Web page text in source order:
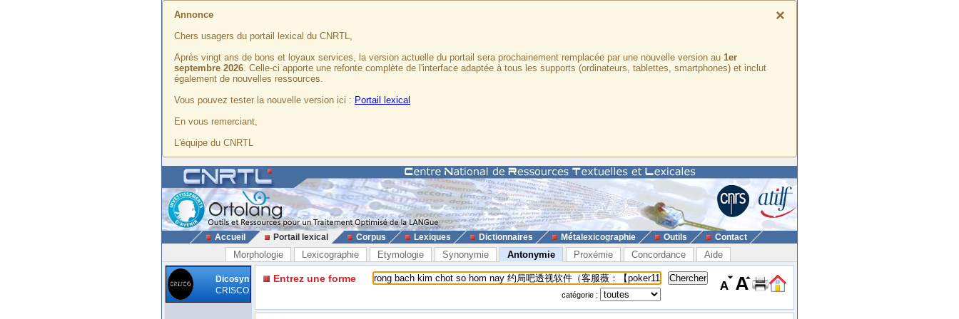
×
Annonce
Chers usagers du portail lexical du CNRTL,
Après vingt ans de bons et loyaux services, la version actuelle du portail sera prochainement remplacée par une nouvelle version au 1er
septembre 2026. Celle-ci apporte une refonte complète de l'interface adaptée à tous les supports (ordinateurs, tablettes, smartphones) et inclut
également de nouvelles ressources.
Vous pouvez tester la nouvelle version ici : Portail lexical
En vous remerciant,
L'équipe du CNRTL
Accueil Portail lexical Corpus Lexiques Dictionnaires Métalexicographie Outils Contact
Morphologie Lexicographie Etymologie Synonymie Antonymie Proxémie Concordance Aide
Dicosyn
CRISCO
Entrez une forme
catégorie :